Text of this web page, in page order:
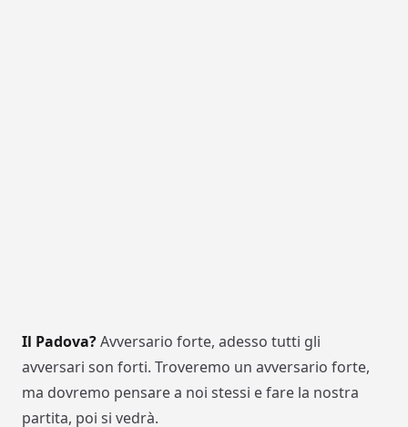
Il Padova?Avversario forte, adesso tutti gli
avversari son forti. Troveremo un avversario forte,
ma dovremo pensare a noi stessi e fare la nostra
partita, poi si vedrà.